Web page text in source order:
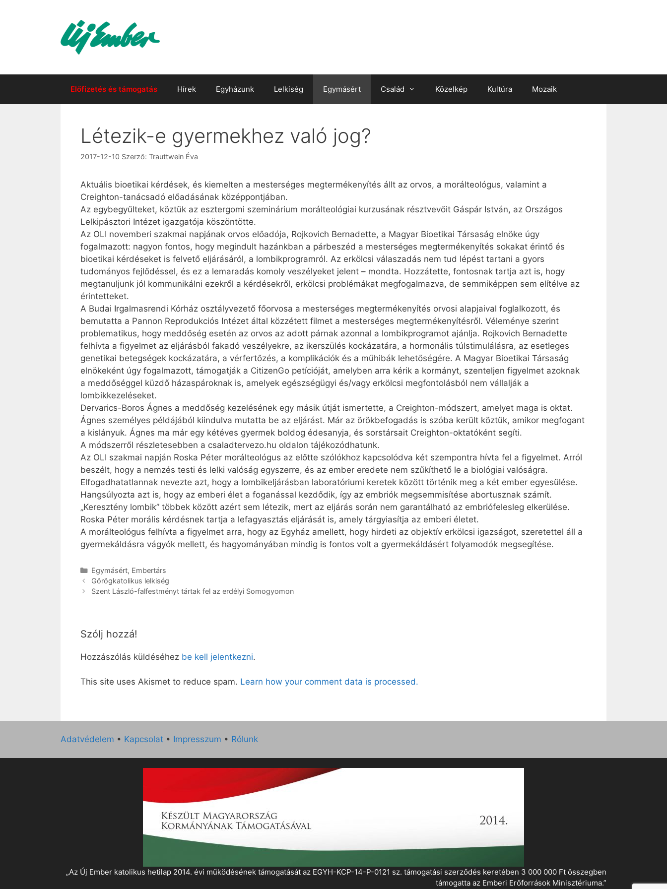
Előfizetés és támogatás Hírek Egyházunk Lelkiség Egymásért Család Közelkép Kultúra Mozaik
Létezik-e gyermekhez való jog?
2017-12-10 Szerző: Trauttwein Éva
Aktuális bioetikai kérdések, és kiemelten a mesterséges megtermékenyítés állt az orvos, a morálteológus, valamint a
Creighton-tanácsadó előadásának középpontjában.
Az egybegyűlteket, köztük az esztergomi szeminárium morálteológiai kurzusának résztvevőit Gáspár István, az Országos
Lelkipásztori Intézet igazgatója köszöntötte.
Az OLI novemberi szakmai napjának orvos előadója, Rojkovich Bernadette, a Magyar Bioetikai Társaság elnöke úgy
fogalmazott: nagyon fontos, hogy megindult hazánkban a párbeszéd a mesterséges megtermékenyítés sokakat érintő és
bioetikai kérdéseket is felvető eljárásáról, a lombikprogramról. Az erkölcsi válaszadás nem tud lépést tartani a gyors
tudományos fejlődéssel, és ez a lemaradás komoly veszélyeket jelent – mondta. Hozzátette, fontosnak tartja azt is, hogy
megtanuljunk jól kommunikálni ezekről a kérdésekről, erkölcsi problémákat megfogalmazva, de semmiképpen sem elítélve az
érintetteket.
A Budai Irgalmasrendi Kórház osztályvezető főorvosa a mesterséges megtermékenyítés orvosi alapjaival foglalkozott, és
bemutatta a Pannon Reprodukciós Intézet által közzétett filmet a mesterséges megtermékenyítésről. Véleménye szerint
problematikus, hogy meddőség esetén az orvos az adott párnak azonnal a lombikprogramot ajánlja. Roj­ko­vich Bernadette
felhívta a figyelmet az eljárásból fakadó veszélyekre, az ikerszülés kockázatára, a hormonális túlstimulálásra, az esetleges
genetikai betegségek kockázatára, a vérfertőzés, a komplikációk és a műhibák lehetőségére. A Magyar Bioetikai Társaság
elnökeként úgy fogalmazott, támogatják a CitizenGo petícióját, amelyben arra kérik a kormányt, szenteljen figyelmet azoknak
a meddőséggel küzdő házaspároknak is, amelyek egész­ségügyi és/vagy erkölcsi megfontolásból nem vállalják a
lombikkezeléseket.
Dervarics-Boros Ágnes a meddőség kezelésének egy másik útját ismertette, a Creighton-módszert, amelyet maga is oktat.
Ágnes személyes példájából kiindulva mutatta be az eljárást. Már az örökbefogadás is szóba került köztük, amikor megfogant
a kislányuk. Ágnes ma már egy kétéves gyermek boldog édesanyja, és sorstársait Creighton-oktatóként segíti.
A módszerről részletesebben a csa­lad­tervezo.hu oldalon tájékozódhatunk.
Az OLI szakmai napján Roska Péter morálteológus az előtte szólókhoz kapcsolódva két szempontra hívta fel a figyelmet. Arról
beszélt, hogy a nemzés testi és lelki valóság egyszerre, és az ember eredete nem szűkíthető le a biológiai valóságra.
Elfogadhatatlannak nevezte azt, hogy a lombikeljárásban laboratóriumi keretek között történik meg a két ember egyesülése.
Hangsúlyozta azt is, hogy az emberi élet a foganással kezdődik, így az embriók megsemmisítése abortusznak számít.
„Keresztény lombik” többek között azért sem létezik, mert az eljárás során nem garantálható az embriófelesleg elkerülése.
Roska Péter morális kérdésnek tartja a lefagyasztás eljárását is, amely tárgyiasítja az emberi életet.
A morálteológus felhívta a figyelmet arra, hogy az Egyház amellett, hogy hirdeti az objektív erkölcsi igazságot, szeretettel áll a
gyermekáldásra vágyók mellett, és hagyományában mindig is fontos volt a gyermekáldásért folyamodók megsegítése.
Kategória
Egymásért, Embertárs
Görögkatolikus lelkiség
Szent László-falfestményt tártak fel az erdélyi Somogyomon
Szólj hozzá!
Hozzászólás küldéséhez be kell jelentkezni.
This site uses Akismet to reduce spam. Learn how your comment data is processed.
Adatvédelem • Kapcsolat • Impresszum • Rólunk
„Az Új Ember katolikus hetilap 2014. évi működésének támogatását az EGYH-KCP-14-P-0121 sz. támogatási szerződés keretében 3 000 000 Ft összegben
támogatta az Emberi Erőforrások Minisztériuma.”